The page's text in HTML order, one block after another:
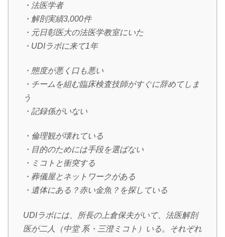
・法医学者
・解剖実績3,000件
・元日彰医大の法医学教室にいた
・UDIラボに来て1年
・態度が悪く口も悪い
・チームを組む臨床検査技師がすぐに辞めてしま
う
・記録係がいない
・倫理観が壊れている
・目的のためには手段を選ばない
・ミコトと衝突する
・葬儀屋とネットワークがある
・遺体にある？赤い金魚？を探している
UDIラボには、所長の上倉保夫がいて、法医解剖
医が二人（中堂 系・三澄ミコト）いる。それぞれ